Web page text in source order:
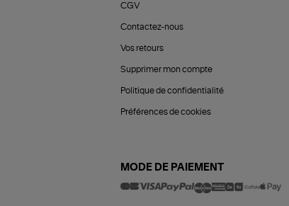
CGV
Contactez-nous
Vos retours
Supprimer mon compte
Politique de confidentialité
Préférences de cookies
MODE DE PAIEMENT